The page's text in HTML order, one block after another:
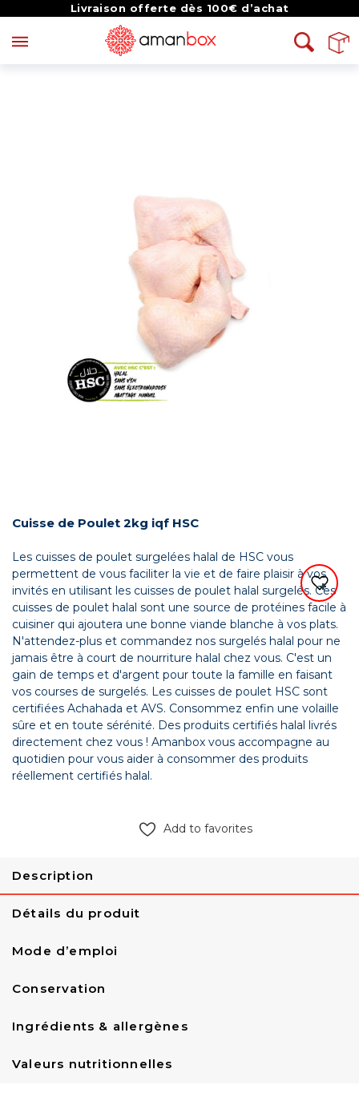
Livraison offerte dès 100€ d’achat
Cuisse de Poulet 2kg iqf HSC
Les cuisses de poulet surgelées halal de HSC vous
permettent de vous faciliter la vie et de faire plaisir à vos
invités en utilisant les cuisses de poulet halal surgelés. Ces
cuisses de poulet halal sont une source de protéines facile à
cuisiner qui ajoutera une bonne viande blanche à vos plats.
N'attendez-plus et commandez nos surgelés halal pour ne
jamais être à court de nourriture halal chez vous. C'est un
gain de temps et d'argent pour toute la famille en faisant
vos courses de surgelés. Les cuisses de poulet HSC sont
certifiées Achahada et AVS. Consommez enfin une volaille
sûre et en toute sérénité. Des produits certifiés halal livrés
directement chez vous ! Amanbox vous accompagne au
quotidien pour vous aider à consommer des produits
réellement certifiés halal.
Add to favorites
Description
Détails du produit
Mode d’emploi
Conservation
Ingrédients & allergènes
Valeurs nutritionnelles